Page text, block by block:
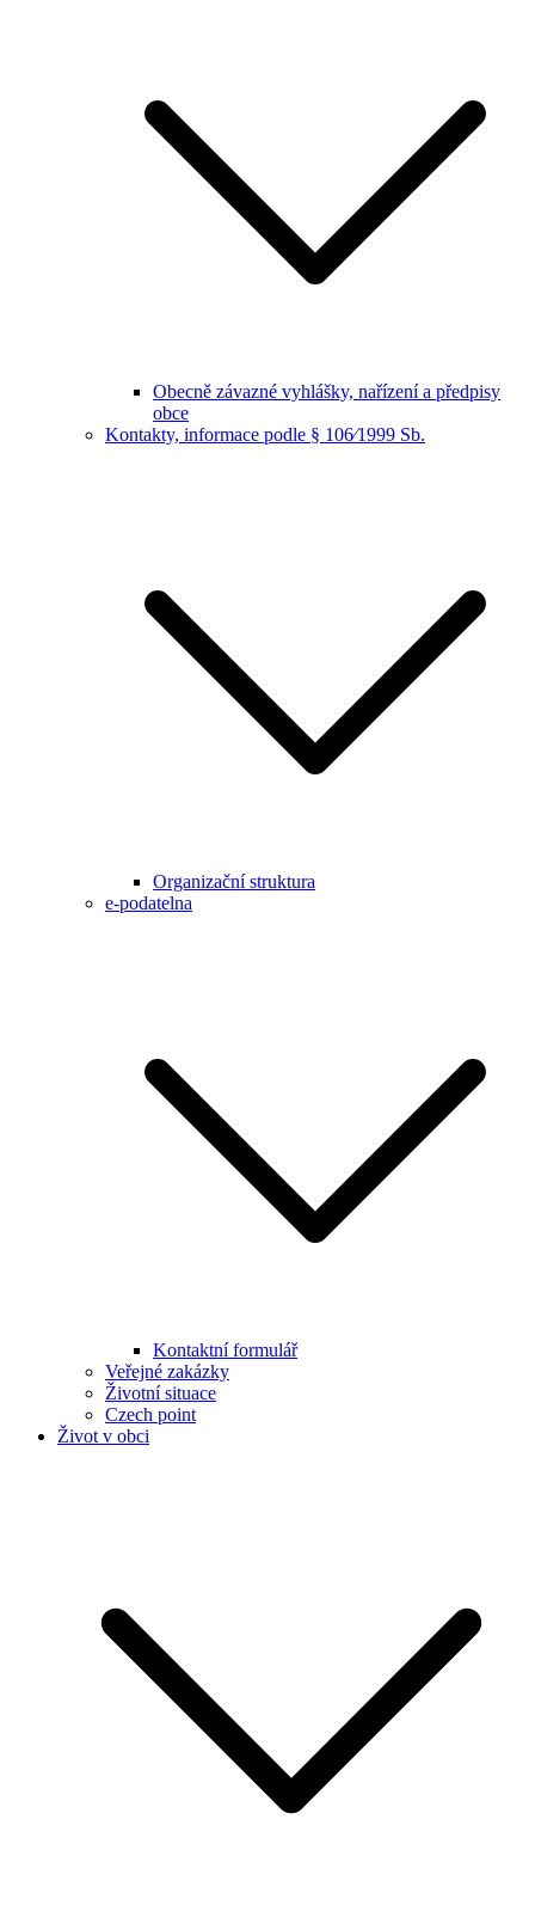
Obecně závazné vyhlášky, nařízení a předpisy
obce
Kontakty, informace podle § 106⁄1999 Sb.
Organizační struktura
e-podatelna
Kontaktní formulář
Veřejné zakázky
Životní situace
Czech point
Život v obci